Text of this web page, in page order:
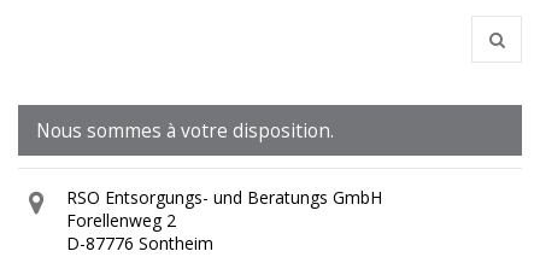
Nous sommes à votre disposition.
RSO Entsorgungs- und Beratungs GmbH
Forellenweg 2
D-87776 Sontheim